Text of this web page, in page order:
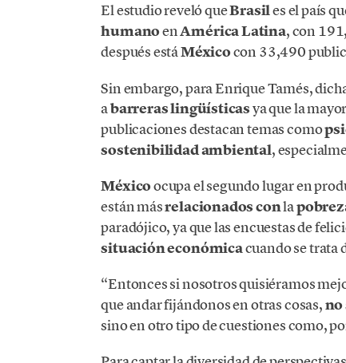
El estudio reveló queBrasiles el país
humanoenAmérica Latina, con
después estáMéxicocon 33,490
Sin embargo, para Enrique Tamés,
abarreras lingüísticasya que la
publicaciones destacan temas como
sostenibilidad ambiental,
Méxicoocupa el segundo lugar en
están másrelacionados conla
paradójico, ya que las encuestas de
situación económicacuando se trata
“Entonces si nosotros quisiéramos
que andar fijándonos en otras cosas,no
sino en otro tipo de cuestiones como,